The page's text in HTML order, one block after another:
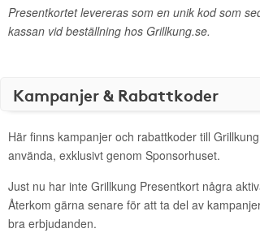
Presentkortet levereras som en unik kod som
kassan vid beställning hos Grillkung.se.
Kampanjer & Rabattkoder
Här finns kampanjer och rabattkoder till
använda, exklusivt genom Sponsorhuset.
Just nu har inte Grillkung Presentkort några
Återkom gärna senare för att ta del av
bra erbjudanden.